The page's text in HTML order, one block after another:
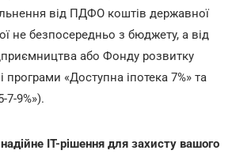
від ПДФО коштів державної
не безпосередньо з бюджету, а від
або Фонду розвитку
програми «Доступна іпотека 7%» та
7-9%»).
ІТ-рішення для захисту вашого